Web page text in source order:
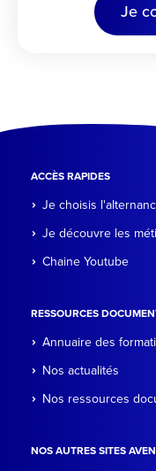
Je
ACCÈS RAPIDES
Je choisis
Je découvre les
Chaine Youtube
RESSOURCES
Annuaire des
Nos actualités
Nos ressources
NOS AUTRES SITES